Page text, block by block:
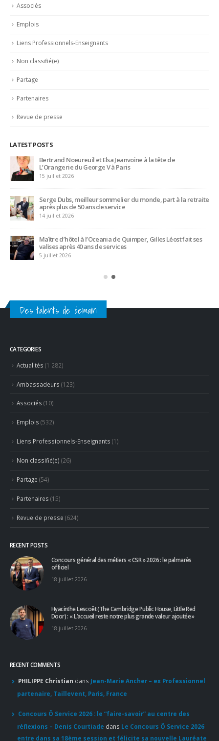
Associés
Emplois
Liens Professionnels-Enseignants
Non classifié(e)
Partage
Partenaires
Revue de presse
LATEST POSTS
Bertrand Noeureuil et Elsa Jeanvoine à la tête de
L’Orangerie du George V à Paris
15 juillet 2026
Serge Dubs, meilleur sommelier du monde, part à la retraite
après plus de 50 ans de service
14 juillet 2026
Maître d’hôtel à l’Oceania de Quimper, Gilles Léost fait ses
valises après 40 ans de services
5 juillet 2026
Des talents de demain
CATEGORIES
Actualités (1 282)
Ambassadeurs (123)
Associés (10)
Emplois (532)
Liens Professionnels-Enseignants (1)
Non classifié(e) (26)
Partage (54)
Partenaires (15)
Revue de presse (624)
RECENT POSTS
Concours général des métiers « CSR » 2026 : le palmarès
officiel
18 juillet 2026
Hyacinthe Lescoët (The Cambridge Public House, Little Red
Door) : « L’accueil reste notre plus grande valeur ajoutée »
18 juillet 2026
RECENT COMMENTS
PHILIPPE Christian dans Jean-Marie Ancher – ex Professionnel
partenaire, Taillevent, Paris, France
Concours Ô Service 2026 : le “faire-savoir” au centre des
réflexions – Denis Courtiade dans Le Concours Ô Service 2026
entre dans sa 18ème session et félicite sa nouvelle Lauréate